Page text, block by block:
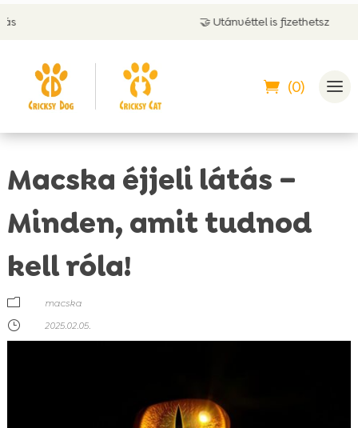
🤝 Utánvéttel is fizethetsz
(0)
Macska éjjeli látás –
Minden, amit tudnod
kell róla!
m
macska
}
2025.02.05.